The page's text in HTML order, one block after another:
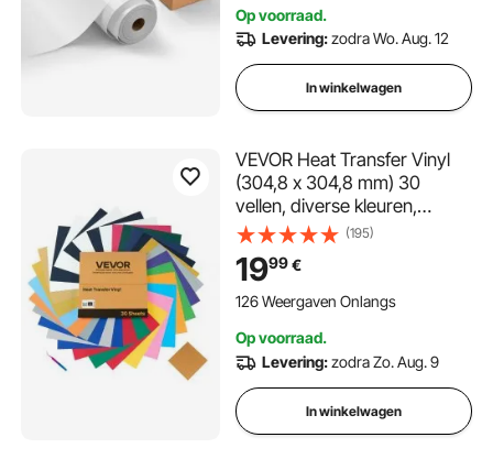
Op voorraad.
Levering:zodra Wo. Aug. 12
In winkelwagen
VEVOR Heat Transfer Vinyl
(304,8 x 304,8 mm) 30
vellen, diverse kleuren,
plotterfilm compatibel met
snijmachines, strijkfolie voor
T-shirts, kussens, hoeden
(195)
1999€
126 Weergaven Onlangs
Op voorraad.
Levering:zodra Zo. Aug. 9
In winkelwagen